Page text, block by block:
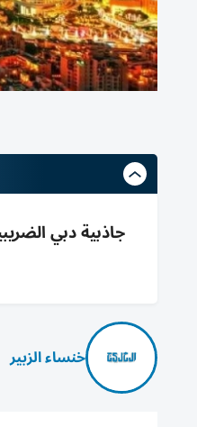
خنساء الزبير